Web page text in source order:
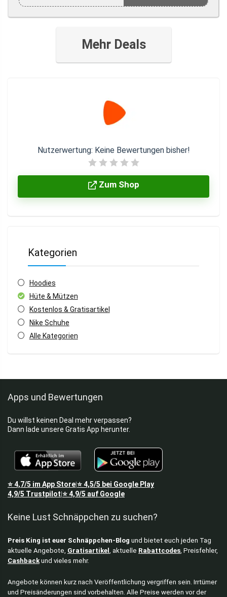
Mehr Deals
Nutzerwertung: Keine Bewertungen bisher!
Zum Shop
Kategorien
Hoodies
Hüte & Mützen
Kostenlos & Gratisartikel
Nike Schuhe
Alle Kategorien
Apps und Bewertungen
Du willst keinen Deal mehr verpassen?
Dann lade unsere Gratis App herunter.
⭐4,7/5 im App Store⭐4,5/5 bei Google Play
4,9/5 Trustpilot ⭐4,9/5 auf Google
Keine Lust Schnäppchen zu suchen?
Preis King ist euer Schnäppchen-Blog und bietet euch jeden Tag
aktuelle Angebote, Gratisartikel , aktuelle Rabattcodes, Preisfehler,
Cashbackund vieles mehr.
Angebote können kurz nach Veröffentlichung vergriffen sein. Irrtümer
und Preisänderungen sind vorbehalten. Alle Preise werden vor der